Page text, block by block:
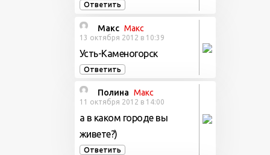
Ответить
Макс Макс
13 октября 2012 в 10:39
Усть-Каменогорск
Ответить
Полина Макс
11 октября 2012 в 14:00
а в каком городе вы
живете?)
Ответить